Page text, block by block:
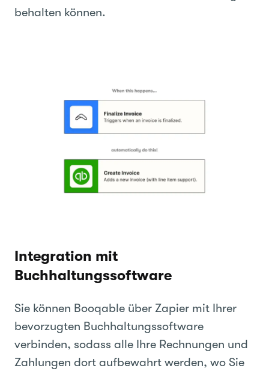
behalten können.
Integration mit
Buchhaltungssoftware
Sie können Booqable über Zapier mit Ihrer
bevorzugten Buchhaltungssoftware
verbinden, sodass alle Ihre Rechnungen und
Zahlungen dort aufbewahrt werden, wo Sie